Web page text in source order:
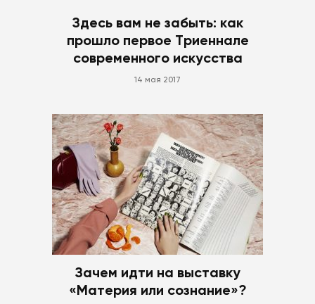
Здесь вам не забыть: как
прошло первое Триеннале
современного искусства
14 мая 2017
Зачем идти на выставку
«Материя или сознание»?